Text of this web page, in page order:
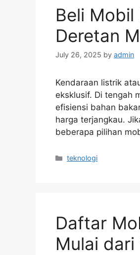
Beli
Deretan
July 26, 2025 by admin
Kendaraan listrik
eksklusif. Di tengah
efisiensi bahan
harga terjangkau.
beberapa pilihan
Categories
teknologi
Daftar
Mulai